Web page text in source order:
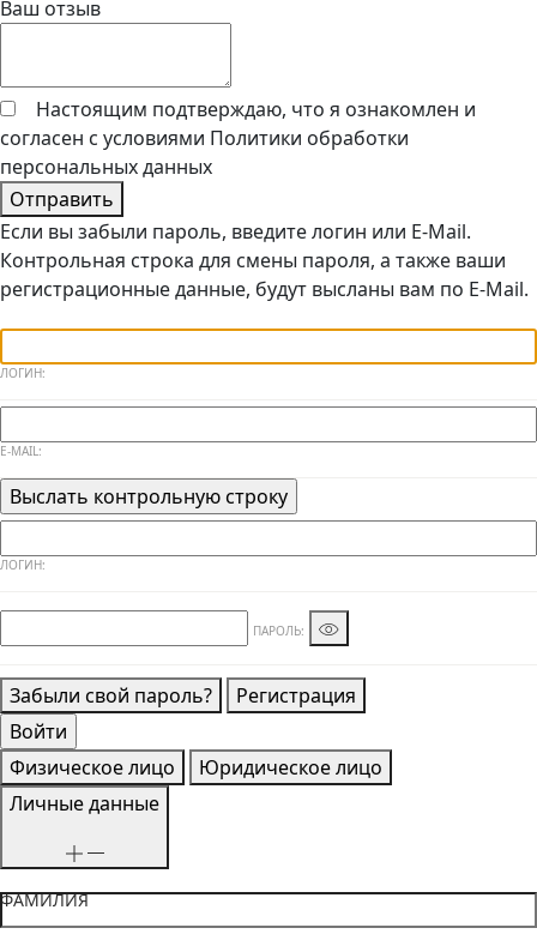
Ваш отзыв
Настоящим подтверждаю, что я ознакомлен и
согласен с условиями Политики обработки
персональных данных
Отправить
Если вы забыли пароль, введите логин или E-Mail.
Контрольная строка для смены пароля, а также ваши
регистрационные данные, будут высланы вам по E-Mail.
ЛОГИН:
E-MAIL:
ЛОГИН:
ПАРОЛЬ:
Забыли свой пароль? Регистрация
Физическое лицо
Юридическое лицо
Личные данные
ФАМИЛИЯ